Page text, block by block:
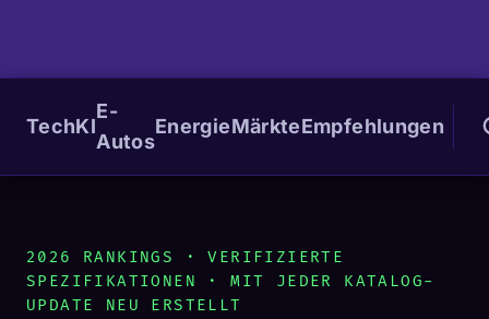
TechKI
E-
Autos
EnergieMärkteEmpfehlungen
2026 RANKINGS · VERIFIZIERTE
SPEZIFIKATIONEN · MIT JEDER KATALOG-
UPDATE NEU ERSTELLT